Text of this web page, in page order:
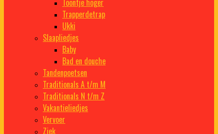
Toontje hoger
Trapperdetrap
Ukki
Slaapliedjes
Baby
Bad en douche
Tandenpoetsen
Traditionals A t/m M
Traditionals N t/m Z
Vakantieliedjes
Vervoer
Ziek